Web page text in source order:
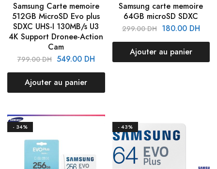
Samsung Carte memoire
512GB MicroSD Evo plus
SDXC UHS-I 130MB/s U3
4K Support Dronee-Action
Cam
799.00DH 549.00 DH
Ajouter au panier
Samsung carte memoire
64GB microSD SDXC
299.00DH 180.00 DH
Ajouter au panier
- 34% - 43%